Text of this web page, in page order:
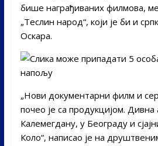
бише награђиваних филмова,
„Теслин народ“, који је би и
Оскара.
„Нови документарни филм и
почео је са продукцијом.
Калемегдану, у Београду и
Коло“, написао је на